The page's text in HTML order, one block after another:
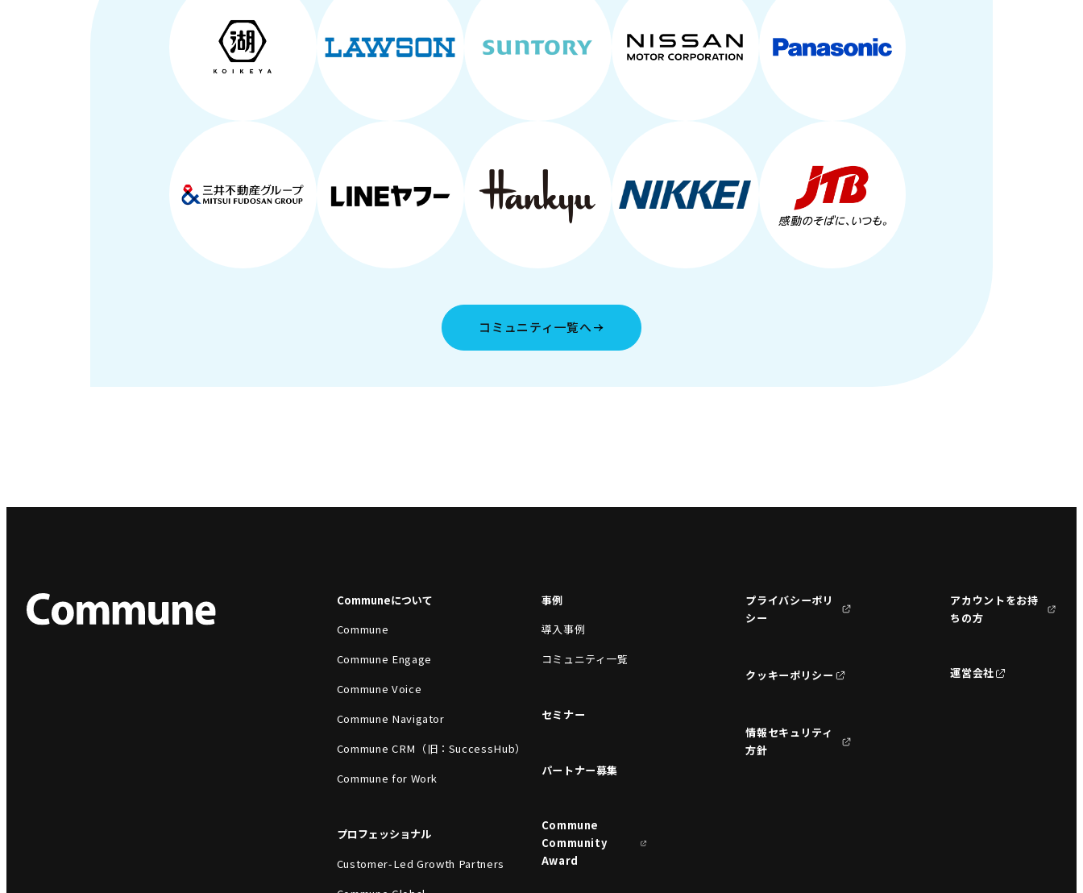
コミュニティ一覧へ
Communeについて
Commune
Commune Engage
Commune Voice
Commune Navigator
Commune CRM（旧：SuccessHub）
Commune for Work
プロフェッショナル
Customer-Led Growth Partners
事例
導入事例
コミュニティ一覧
セミナー
パートナー募集
Commune
Community
Award
プライバシーポリ
シー
クッキーポリシー
情報セキュリティ
方針
アカウントをお持
ちの方
運営会社